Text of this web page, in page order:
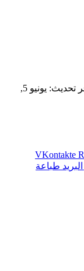
آخر تحديث: يونيو 5,
طباعة